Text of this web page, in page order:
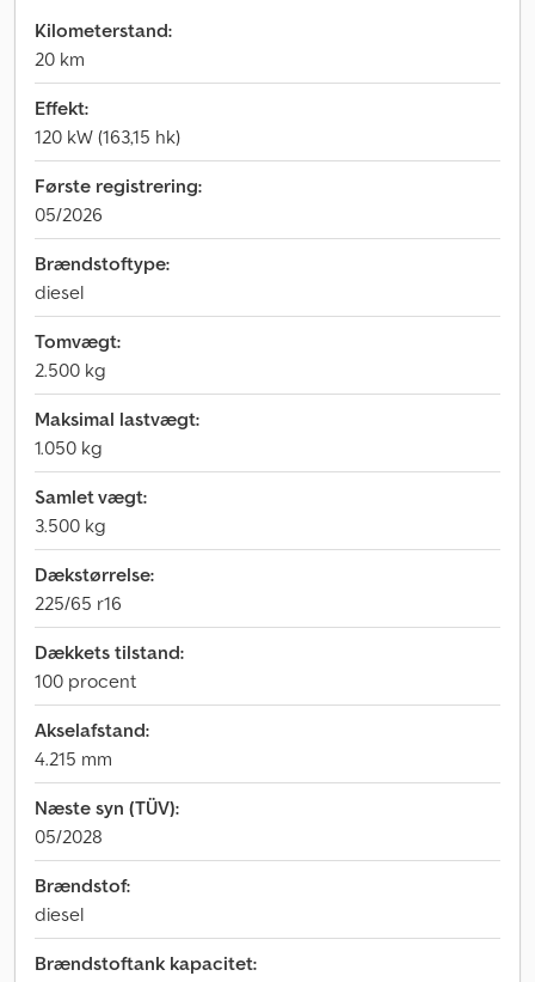
Kilometerstand:
20 km
Effekt:
120 kW (163,15 hk)
Første registrering:
05/2026
Brændstoftype:
diesel
Tomvægt:
2.500 kg
Maksimal lastvægt:
1.050 kg
Samlet vægt:
3.500 kg
Dækstørrelse:
225/65 r16
Dækkets tilstand:
100 procent
Akselafstand:
4.215 mm
Næste syn (TÜV):
05/2028
Brændstof:
diesel
Brændstoftank kapacitet: